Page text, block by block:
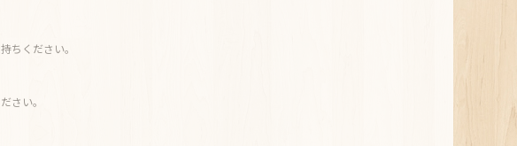
ちください。
さい。